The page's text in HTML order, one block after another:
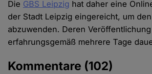
Die GBS Leipzig hat daher eine
der Stadt Leipzig eingereicht, um
abzuwenden. Deren
erfahrungsgemäß mehrere Tage
Kommentare (102)